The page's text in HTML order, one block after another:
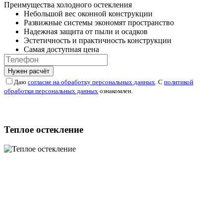
Преимущества холодного остекления
Небольшой вес оконной конструкции
Развижные системы экономят пространство
Надежная защита от пыли и осадков
Эстетичность и практичность конструкции
Самая доступная цена
Нужен расчёт
Даю согласие на обработку персональных данных. С политикой
обработки персональных данных ознакомлен.
Теплое остекление